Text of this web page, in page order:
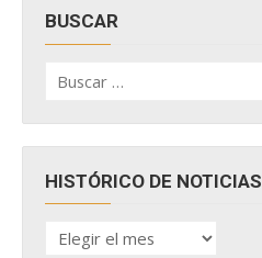
BUSCAR
por:
HISTÓRICO DE NOTICIAS
HISTÓRICO
DE